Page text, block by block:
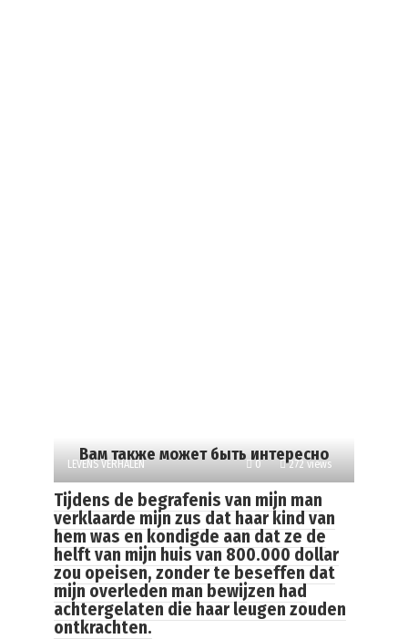
Вам также может быть интересно
LEVENS VERHALEN 0 272 views
Tijdens de begrafenis van mijn man
verklaarde mijn zus dat haar kind van
hem was en kondigde aan dat ze de
helft van mijn huis van 800.000 dollar
zou opeisen, zonder te beseffen dat
mijn overleden man bewijzen had
achtergelaten die haar leugen zouden
ontkrachten.